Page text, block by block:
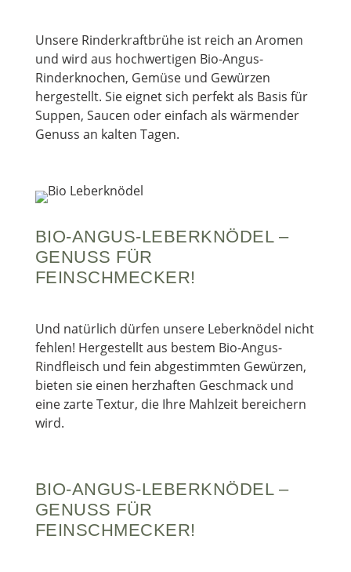
Unsere Rinderkraftbrühe ist reich an Aromen
und wird aus hochwertigen Bio-Angus-
Rinderknochen, Gemüse und Gewürzen
hergestellt. Sie eignet sich perfekt als Basis für
Suppen, Saucen oder einfach als wärmender
Genuss an kalten Tagen.
BIO-ANGUS-LEBERKNÖDEL –
GENUSS FÜR
FEINSCHMECKER!
Und natürlich dürfen unsere Leberknödel nicht
fehlen! Hergestellt aus bestem Bio-Angus-
Rindfleisch und fein abgestimmten Gewürzen,
bieten sie einen herzhaften Geschmack und
eine zarte Textur, die Ihre Mahlzeit bereichern
wird.
BIO-ANGUS-LEBERKNÖDEL –
GENUSS FÜR
FEINSCHMECKER!